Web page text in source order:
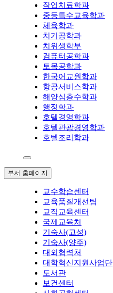
작업치료학과
중등특수교육학과
체육학과
치기공학과
치위생학부
컴퓨터공학과
토목공학과
한국어교원학과
항공서비스학과
해양심층수학과
행정학과
호텔경영학과
호텔관광경영학과
호텔조리학과
부서 홈페이지
교수학습센터
교육품질개선팀
교직교육센터
국제교육처
기숙사(고성)
기숙사(양주)
대외협력처
대학혁신지원사업단
도서관
보건센터